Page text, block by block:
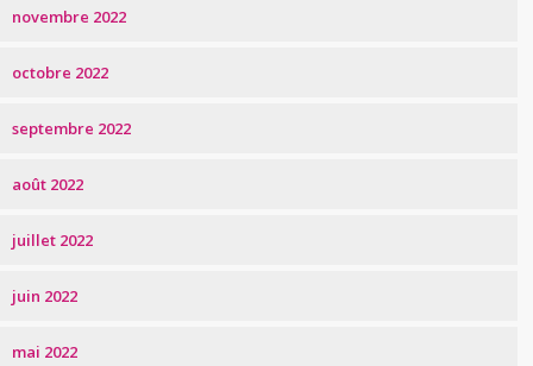
novembre 2022
octobre 2022
septembre 2022
août 2022
juillet 2022
juin 2022
mai 2022